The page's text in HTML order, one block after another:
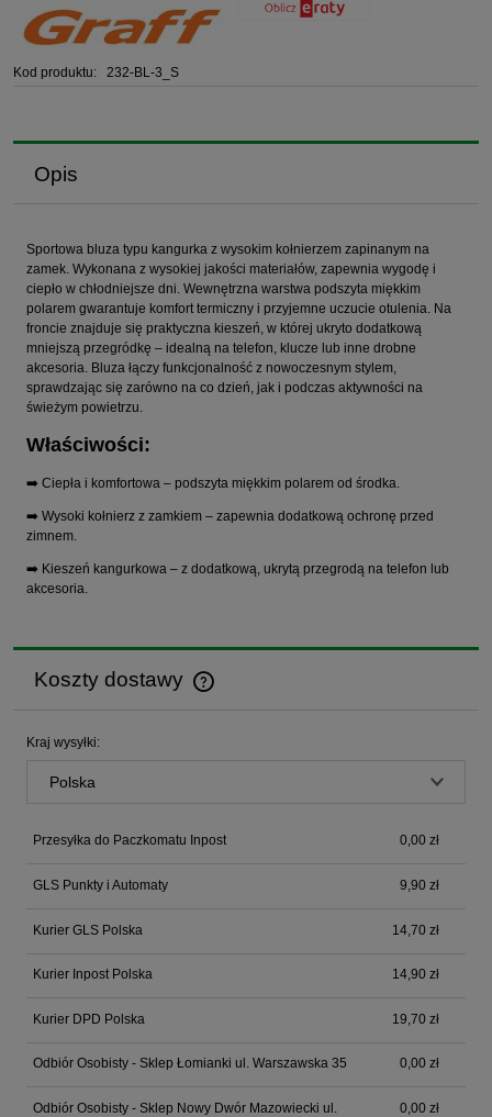
Kod produktu: 232-BL-3_S
Opis
Sportowa bluza typu kangurka z wysokim kołnierzem zapinanym na
zamek. Wykonana z wysokiej jakości materiałów, zapewnia wygodę i
ciepło w chłodniejsze dni. Wewnętrzna warstwa podszyta miękkim
polarem gwarantuje komfort termiczny i przyjemne uczucie otulenia. Na
froncie znajduje się praktyczna kieszeń, w której ukryto dodatkową
mniejszą przegródkę – idealną na telefon, klucze lub inne drobne
akcesoria. Bluza łączy funkcjonalność z nowoczesnym stylem,
sprawdzając się zarówno na co dzień, jak i podczas aktywności na
świeżym powietrzu.
Właściwości:
➡️ Ciepła i komfortowa – podszyta miękkim polarem od środka.
➡️ Wysoki kołnierz z zamkiem – zapewnia dodatkową ochronę przed
zimnem.
➡️ Kieszeń kangurkowa – z dodatkową, ukrytą przegrodą na telefon lub
akcesoria.
Koszty dostawy
Cena nie zawiera ewentualnych kosztów płatności
Kraj wysyłki:
Przesyłka do Paczkomatu Inpost 0,00 zł
GLS Punkty i Automaty 9,90 zł
Kurier GLS Polska 14,70 zł
Kurier Inpost Polska 14,90 zł
Kurier DPD Polska 19,70 zł
Odbiór Osobisty - Sklep Łomianki ul. Warszawska 35 0,00 zł
Odbiór Osobisty - Sklep Nowy Dwór Mazowiecki ul.
0,00 zł